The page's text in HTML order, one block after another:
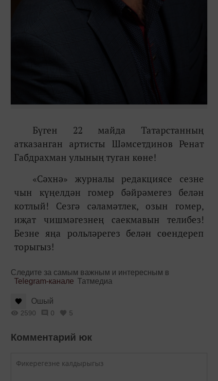
Бүген 22 майда Татарстанның
атказанган артисты Шәмсетдинов Ренат
Габдрахман улының туган көне!
«Сәхнә» журналы редакциясе сезне
чын күңелдән гомер бәйрәмегез белән
котлый! Сезгә сәламәтлек, озын гомер,
иҗат чишмәгезнең саекмавын телибез!
Безне яңа рольләрегез белән сөендереп
торыгыз!
Следите за самым важным и интересным в
Telegram-канале Татмедиа
Ошый
2590 0 5
Комментарий юк